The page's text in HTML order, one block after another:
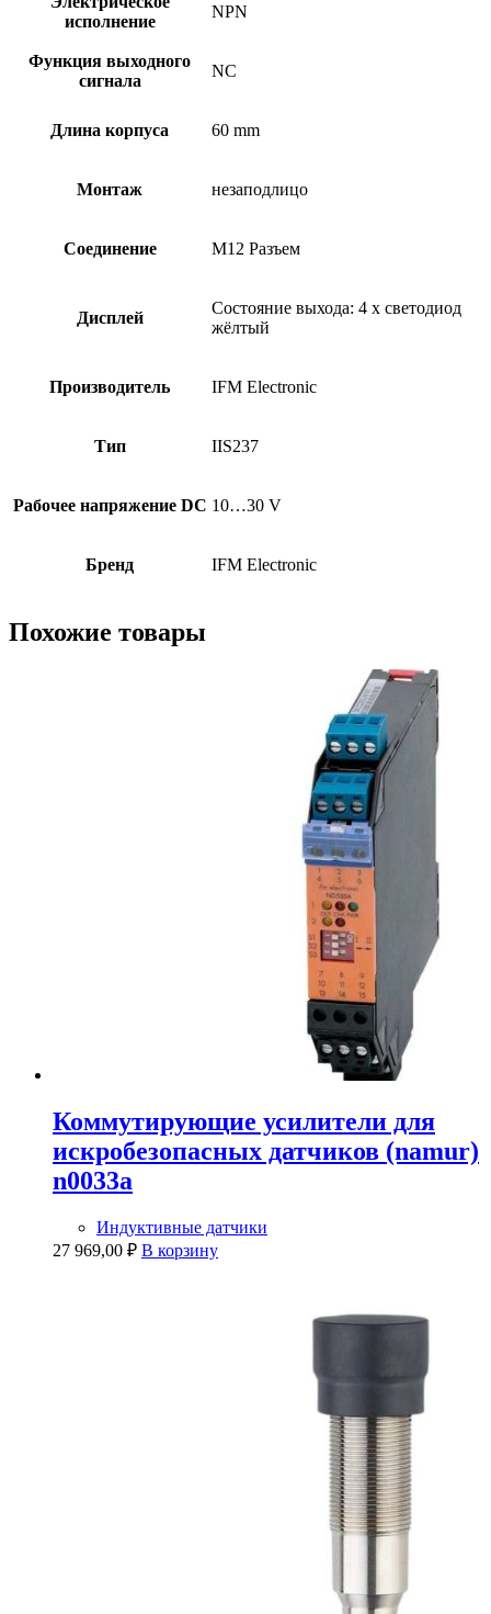
исполнение
NPN
Функция выходного
сигнала
NC
Длина корпуса 60 mm
Монтаж незаподлицо
Соединение M12 Разъем
Дисплей
Состояние выхода: 4 x светодиод
жёлтый
Производитель IFM Electronic
Тип IIS237
Рабочее напряжение DC 10…30 V
Бренд IFM Electronic
Похожие товары
Коммутирующие усилители для
искробезопасных датчиков (namur)
n0033a
Индуктивные датчики
27 969,00 ₽ В корзину